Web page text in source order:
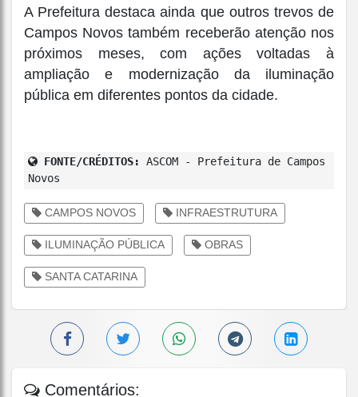
A Prefeitura destaca ainda que outros trevos de
Campos Novos também receberão atenção nos
próximos meses, com ações voltadas à
ampliação e modernização da iluminação
pública em diferentes pontos da cidade.
FONTE/CRÉDITOS:
ASCOM - Prefeitura de Campos
Novos
CAMPOS NOVOS INFRAESTRUTURA
ILUMINAÇÃO PÚBLICA OBRAS
SANTA CATARINA
Comentários: